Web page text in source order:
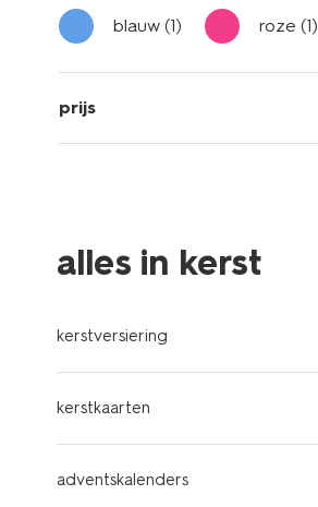
blauw (1) roze(1)
prijs
alles in kerst
kerstversiering
kerstkaarten
adventskalenders